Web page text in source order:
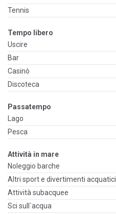
Tennis
Tempo libero
Uscire
Bar
Casinò
Discoteca
Passatempo
Lago
Pesca
Attività in mare
Noleggio barche
Altri sport e divertimenti acquatici
Attività subacquee
Sci sull`acqua